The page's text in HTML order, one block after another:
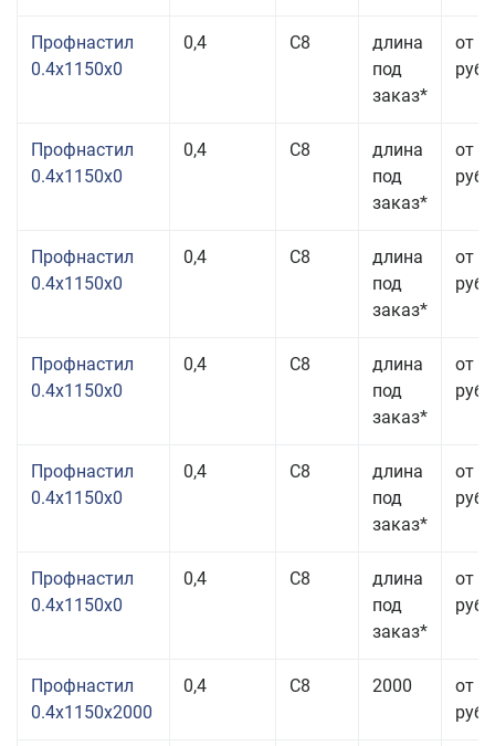
Профнастил
0.4x1150x0
0,4 С8
длина
под
заказ*
от
руб.
Профнастил
0.4x1150x0
0,4 С8
длина
под
заказ*
от
руб.
Профнастил
0.4x1150x0
0,4 С8
длина
под
заказ*
от
руб.
Профнастил
0.4x1150x0
0,4 С8
длина
под
заказ*
от
руб.
Профнастил
0.4x1150x0
0,4 С8
длина
под
заказ*
от
руб.
Профнастил
0.4x1150x0
0,4 С8
длина
под
заказ*
от
руб.
Профнастил
0.4x1150x2000
0,4 С8 2000
от
руб.